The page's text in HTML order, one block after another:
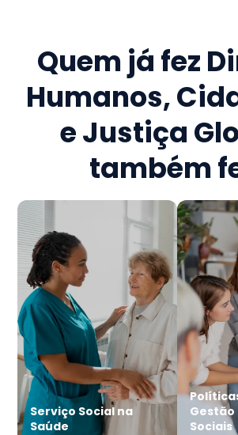
Quem já fez
Humanos,
e Justiça
também
Serviço Social na
Saúde
Gestão
Sociais